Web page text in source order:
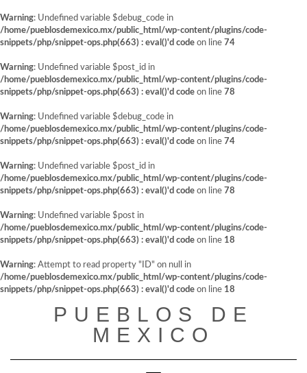
Warning: Undefined variable $debug_code in
/home/pueblosdemexico.mx/public_html/wp-content/plugins/code-
snippets/php/snippet-ops.php(663) : eval()'d code on line 74
Warning: Undefined variable $post_id in
/home/pueblosdemexico.mx/public_html/wp-content/plugins/code-
snippets/php/snippet-ops.php(663) : eval()'d code on line 78
Warning: Undefined variable $debug_code in
/home/pueblosdemexico.mx/public_html/wp-content/plugins/code-
snippets/php/snippet-ops.php(663) : eval()'d code on line 74
Warning: Undefined variable $post_id in
/home/pueblosdemexico.mx/public_html/wp-content/plugins/code-
snippets/php/snippet-ops.php(663) : eval()'d code on line 78
Warning: Undefined variable $post in
/home/pueblosdemexico.mx/public_html/wp-content/plugins/code-
snippets/php/snippet-ops.php(663) : eval()'d code on line 18
Warning: Attempt to read property "ID" on null in
/home/pueblosdemexico.mx/public_html/wp-content/plugins/code-
snippets/php/snippet-ops.php(663) : eval()'d code on line 18
PUEBLOS DE
MEXICO